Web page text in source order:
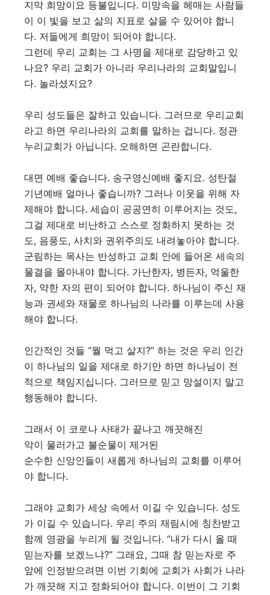
지막 희망이요 등불입니다. 미망속을 헤매는 사람들
이 이 빛을 보고 삶의 지표로 살을 수 있어야 합니
다. 저들에게 희망이 되어야 합니다.
그런데 우리 교회는 그 사명을 제대로 감당하고 있
나요? 우리 교회가 아니라 우리나라의 교회말입니
다. 놀라셨지요?
우리 성도들은 잘하고 있습니다. 그러므로 우리교회
라고 하면 우리나라의 교회를 말하는 겁니다. 정관
누리교회가 아닙니다. 오해하면 곤란합니다.
대면 예배 좋습니다. 송구영신예배 좋지요. 성탄절
기년예배 얼마나 좋습니까? 그러나 이웃을 위해 자
제해야 합니다. 세습이 공공연히 이루어지는 것도,
그걸 제대로 비난하고 스스로 정화하지 못하는 것
도, 음풍도, 사치와 권위주의도 내려놓아야 합니다.
군림하는 목사는 반성하고 교회 안에 들어온 세속의
물결을 몰아내야 합니다. 가난한자, 병든자, 억울한
자, 약한 자의 편이 되어야 합니다. 하나님이 주신 재
능과 권세와 재물로 하나님의 나라를 이루는데 사용
해야 합니다.
인간적인 것들 “뭘 먹고 살지?” 하는 것은 우리 인간
이 하나님의 일을 제대로 하기만 하면 하나님이 전
적으로 책임지십니다. 그러므로 믿고 망설이지 말고
행동해야 합니다.
그래서 이 코로나 사태가 끝나고 깨끗해진
악이 물러가고 불순물이 제거된
순수한 신앙인들이 새롭게 하나님의 교회를 이루어
야 합니다.
그래야 교회가 세상 속에서 이길 수 있습니다. 성도
가 이길 수 있습니다. 우리 주의 재림시에 칭찬받고
함께 영광을 누리게 될 것입니다. “내가 다시 올 때
믿는자를 보겠느냐?” 그래요, 그때 참 믿는자로 주
앞에 인정받으려면 이번 기회에 교회가 사회가 나라
가 깨끗해 지고 정화되어야 합니다. 이번이 그 기회